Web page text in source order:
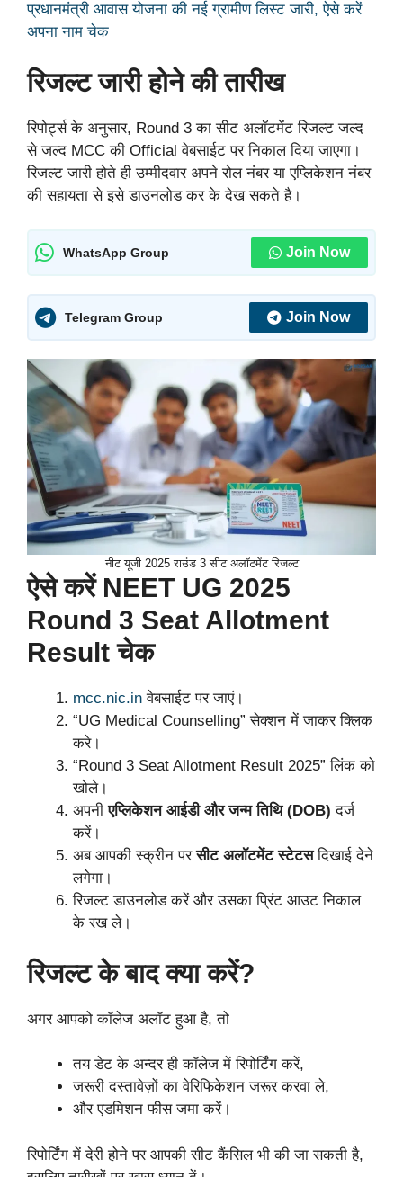
प्रधानमंत्री आवास योजना की नई ग्रामीण लिस्ट जारी, ऐसे करें
अपना नाम चेक
रिजल्ट जारी होने की तारीख
रिपोर्ट्स के अनुसार, Round 3 का सीट अलॉटमेंट रिजल्ट जल्द
से जल्द MCC की Official वेबसाईट पर निकाल दिया जाएगा।
रिजल्ट जारी होते ही उम्मीदवार अपने रोल नंबर या एप्लिकेशन नंबर
की सहायता से इसे डाउनलोड कर के देख सकते है।
WhatsApp Group Join Now
Telegram Group Join Now
नीट यूजी 2025 राउंड 3 सीट अलॉटमेंट रिजल्ट
ऐसे करें NEET UG 2025
Round 3 Seat Allotment
Result चेक
mcc.nic.in वेबसाईट पर जाएं।
“UG Medical Counselling” सेक्शन में जाकर क्लिक
करे।
“Round 3 Seat Allotment Result 2025” लिंक को
खोले।
अपनीएप्लिकेशन आईडी और जन्म तिथि (DOB) दर्ज
करें।
अब आपकी स्क्रीन परसीट अलॉटमेंट स्टेटसदिखाई देने
लगेगा।
रिजल्ट डाउनलोड करें और उसका प्रिंट आउट निकाल
के रख ले।
रिजल्ट के बाद क्या करें?
अगर आपको कॉलेज अलॉट हुआ है, तो
तय डेट के अन्दर ही कॉलेज में रिपोर्टिंग करें,
जरूरी दस्तावेज़ों का वेरिफिकेशन जरूर करवा ले,
और एडमिशन फीस जमा करें।
रिपोर्टिंग में देरी होने पर आपकी सीट कैंसिल भी की जा सकती है,